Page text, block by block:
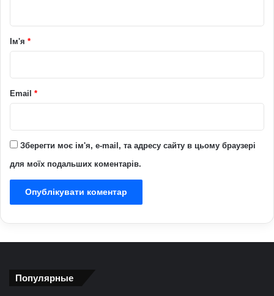
рІм'я *
Email *
Зберегти моє ім'я, e-mail, та адресу сайту в цьому браузері
для моїх подальших коментарів.
Популярные